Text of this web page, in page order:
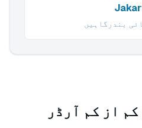
بندرگاہیں
از کم آرڈر